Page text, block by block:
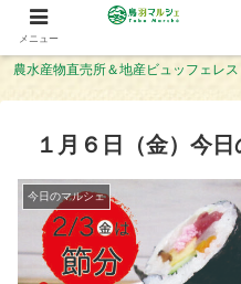
農水産物直売所＆地産ビュッフェレス
１月６日（金）今
今日のマルシェ
メニュー